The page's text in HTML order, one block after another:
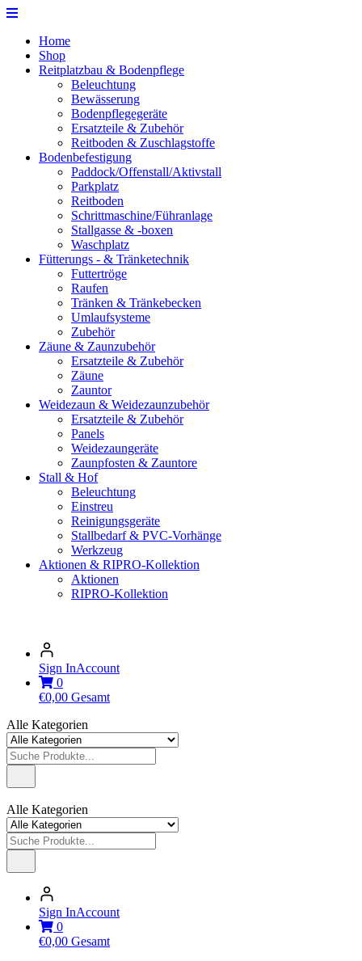
Home
Shop
Reitplatzbau & Bodenpflege
Beleuchtung
Bewässerung
Bodenpflegegeräte
Ersatzteile & Zubehör
Reitboden & Zuschlagstoffe
Bodenbefestigung
Paddock/Offenstall/Aktivstall
Parkplatz
Reitboden
Schrittmaschine/Führanlage
Stallgasse & -boxen
Waschplatz
Fütterungs - & Tränketechnik
Futtertröge
Raufen
Tränken & Tränkebecken
Umlaufsysteme
Zubehör
Zäune & Zaunzubehör
Ersatzteile & Zubehör
Zäune
Zauntor
Weidezaun & Weidezaunzubehör
Ersatzteile & Zubehör
Panels
Weidezaungeräte
Zaunpfosten & Zauntore
Stall & Hof
Beleuchtung
Einstreu
Reinigungsgeräte
Stallbedarf & PVC-Vorhänge
Werkzeug
Aktionen & RIPRO-Kollektion
Aktionen
RIPRO-Kollektion
Sign InAccount
0
€0,00 Gesamt
Alle Kategorien
Alle Kategorien
Sign InAccount
0
€0,00 Gesamt